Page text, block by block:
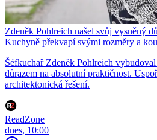
Zdeněk Pohlreich našel svůj vysněný
Kuchyně překvapí svými rozměry a
Šéfkuchař Zdeněk Pohlreich
důrazem na absolutní praktičnost.
architektonická řešení.
ReadZone
dnes, 10:00